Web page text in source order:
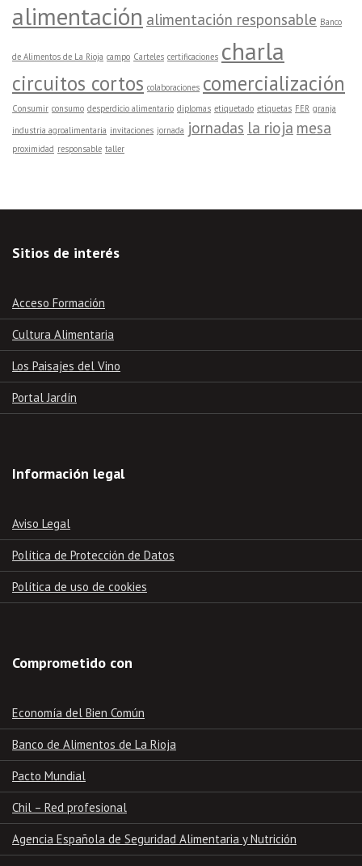
alimentación alimentación responsable Banco
de Alimentos de La Rioja campo Carteles certificaciones charla
circuitos cortos colaboraciones comercialización
Consumir consumo desperdicio alimentario diplomas etiquetado etiquetas FER granja
industria agroalimentaria invitaciones jornada jornadas la rioja mesa
proximidad responsable taller
Sitios de interés
Acceso Formación
Cultura Alimentaria
Los Paisajes del Vino
Portal Jardín
Información legal
Aviso Legal
Política de Protección de Datos
Política de uso de cookies
Comprometido con
Economía del Bien Común
Banco de Alimentos de La Rioja
Pacto Mundial
Chil – Red profesional
Agencia Española de Seguridad Alimentaria y Nutrición